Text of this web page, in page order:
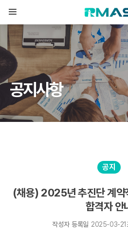
공지사항
공지
(채용) 2025년 추진단 계약
합격자 안
작성자 등록일 2025-03-21